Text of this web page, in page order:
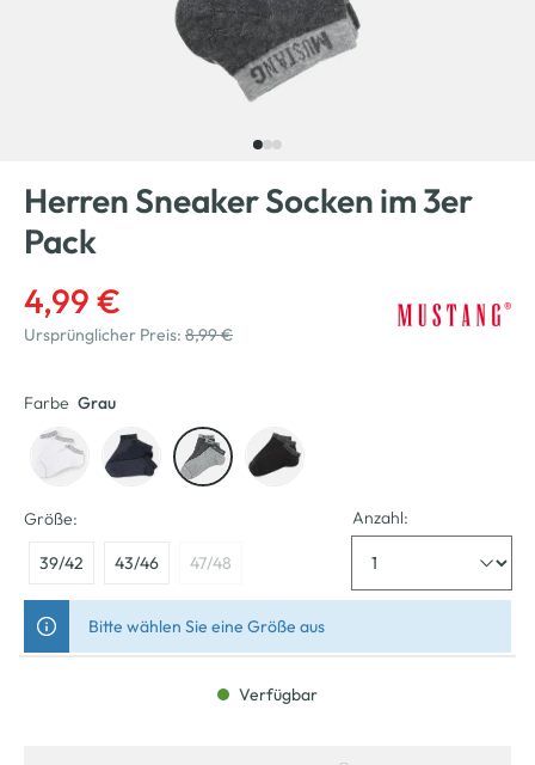
Herren Sneaker Socken im 3er
Pack
4,99 €
Ursprünglicher Preis: 8,99 €
Farbe Grau
Größe:
39/42 43/46 47/48
Anzahl:
Bitte wählen Sie eine Größe aus
Verfügbar